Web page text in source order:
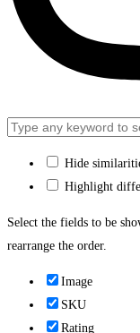
Hide
Highlight
Select the fields to be
rearrange the order.
Image
SKU
Rating